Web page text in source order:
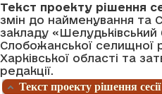
Текст проекту рішення
змін до найменування та
закладу
Слобожанської селищної
Харківської області та
редакції.
Текст проекту рішення